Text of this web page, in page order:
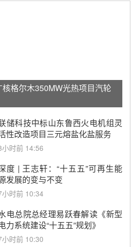
格尔木350MW光热项目汽轮
储科技中标山东鲁西火电机组灵
性改造项目三元熔盐化盐服务
小时前 14:56
度 | 王志轩：“十五五”可再生能
发展的变与不变
小时前 10:34
电总院总经理易跃春解读《新型
力系统建设“十五五”规划》
小时前 10:30